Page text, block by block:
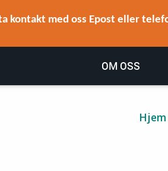
kontakt med oss Epost eller
OM OSS
Hjem